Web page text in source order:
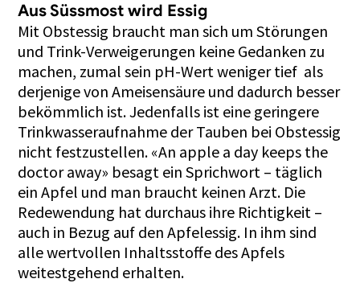
Aus Süssmost wird Essig
Mit Obstessig braucht man sich um Störungen
und Trink-Verweigerungen keine Gedanken zu
machen, zumal sein pH-Wert weniger tief als
derjenige von Ameisensäure und dadurch besser
bekömmlich ist. Jedenfalls ist eine geringere
Trinkwasseraufnahme der Tauben bei Obstessig
nicht festzustellen. «An apple a day keeps the
doctor away» besagt ein Sprichwort – täglich
ein Apfel und man braucht keinen Arzt. Die
Redewendung hat durchaus ihre Richtigkeit –
auch in Bezug auf den Apfelessig. In ihm sind
alle wertvollen Inhaltsstoffe des Apfels
weitestgehend erhalten.